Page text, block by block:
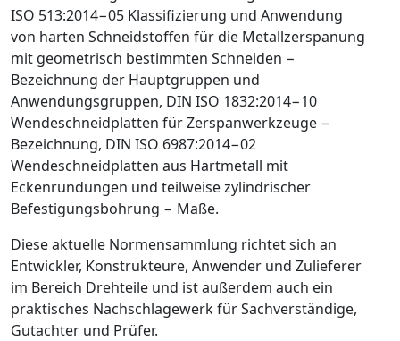
ISO 513:2014−05 Klassifizierung und Anwendung
von harten Schneidstoffen für die Metallzerspanung
mit geometrisch bestimmten Schneiden −
Bezeichnung der Hauptgruppen und
Anwendungsgruppen, DIN ISO 1832:2014−10
Wendeschneidplatten für Zerspanwerkzeuge −
Bezeichnung, DIN ISO 6987:2014−02
Wendeschneidplatten aus Hartmetall mit
Eckenrundungen und teilweise zylindrischer
Befestigungsbohrung − Maße.
Diese aktuelle Normensammlung richtet sich an
Entwickler, Konstrukteure, Anwender und Zulieferer
im Bereich Drehteile und ist außerdem auch ein
praktisches Nachschlagewerk für Sachverständige,
Gutachter und Prüfer.